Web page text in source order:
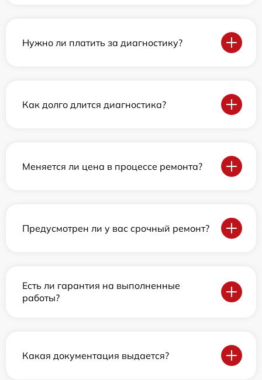
Нужно ли платить за диагностику?
Как долго длится диагностика?
Меняется ли цена в процессе ремонта?
Предусмотрен ли у вас срочный ремонт?
Есть ли гарантия на выполненные
работы?
Какая документация выдается?